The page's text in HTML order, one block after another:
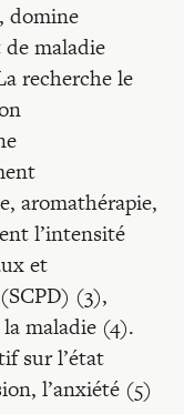
domine
maladie
recherche le
aromathérapie,
l’intensité
et
(SCPD) (3),
maladie (4).
sur l’état
l’anxiété (5)